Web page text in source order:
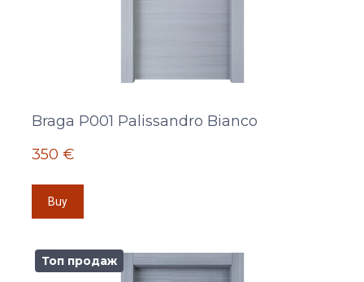
Braga P001 Palissandro Bianco
350 €
Buy
Топ продаж